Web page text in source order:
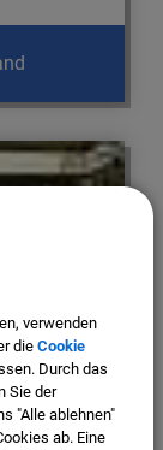
verwenden
die Cookie
Durch das
Sie der
"Alle ablehnen"
ab. Eine